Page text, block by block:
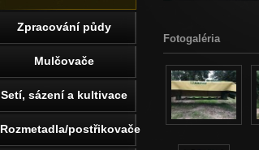
Fotogaléria
Zpracování půdy
Mulčovače
Setí, sázení a kultivace
Rozmetadla/postřikovače